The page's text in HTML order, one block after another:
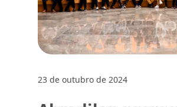
23 de outubro de 2024